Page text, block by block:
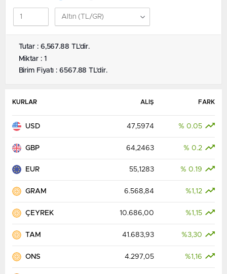
Tutar : 6,567.88 TL'dir.
Miktar : 1
Birim Fiyatı : 6567.88 TL'dir.
KURLAR ALIŞ FARK
USD 47,5974 % 0.05
GBP 64,2463 % 0.2
EUR 55,1283 % 0.19
GRAM 6.568,84 %1,12
ÇEYREK 10.686,00 %1,15
TAM 41.683,93 %3,30
ONS 4.297,05 %1,16